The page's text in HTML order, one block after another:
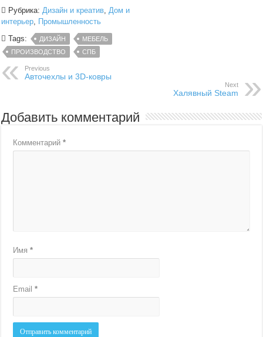
Рубрика:Дизайн и креатив,Дом и
интерьер, Промышленность
Tags:
ДИЗАЙН
МЕБЕЛЬ
ПРОИЗВОДСТВО
СПБ
Previous
Авточехлы и 3D-ковры
Next
Халявный Steam
Добавить комментарий
Комментарий*
Имя*
Email*